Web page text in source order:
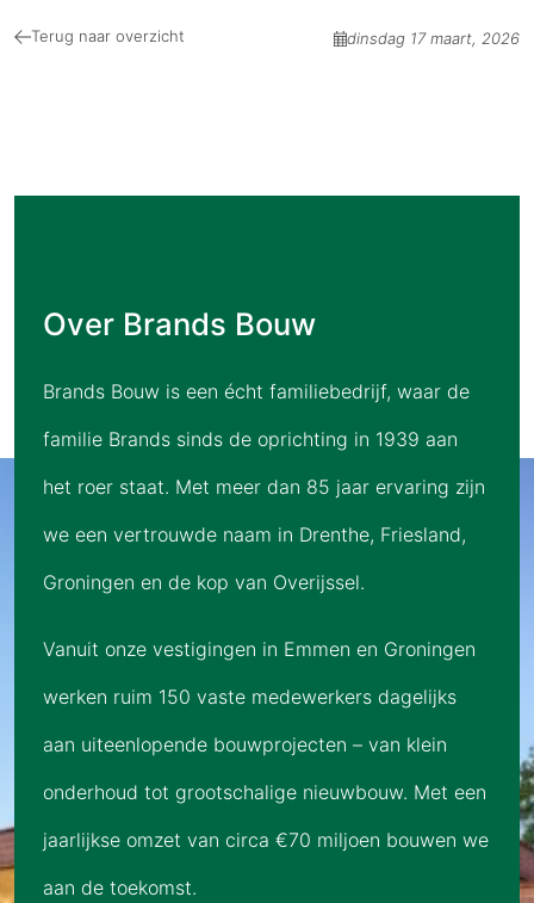
Terug naar overzicht dinsdag 17 maart, 2026
Over Brands Bouw
Brands Bouw is een écht familiebedrijf, waar de
familie Brands sinds de oprichting in 1939 aan
het roer staat. Met meer dan 85 jaar ervaring zijn
we een vertrouwde naam in Drenthe, Friesland,
Groningen en de kop van Overijssel.
Vanuit onze vestigingen in Emmen en Groningen
werken ruim 150 vaste medewerkers dagelijks
aan uiteenlopende bouwprojecten – van klein
onderhoud tot grootschalige nieuwbouw. Met een
jaarlijkse omzet van circa €70 miljoen bouwen we
aan de toekomst.